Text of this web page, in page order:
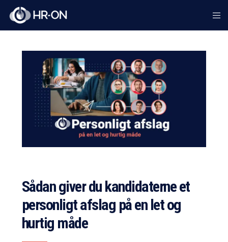
Sådan giver du kandidaterne et
personligt afslag på en let og
hurtig måde